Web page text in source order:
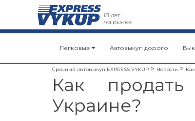
18 лет
на рынке
Легковые Автовыкуп дорого
Срочный автовыкуп EXPRESS VYKUP > Новости >
Как
Украине?